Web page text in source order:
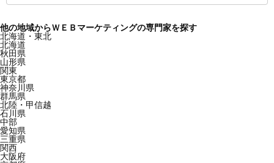
他の地域からＷＥＢマーケティングの専門家を探す
北海道・東北
北海道
秋田県
山形県
関東
東京都
神奈川県
群馬県
北陸・甲信越
石川県
中部
愛知県
三重県
関西
大阪府